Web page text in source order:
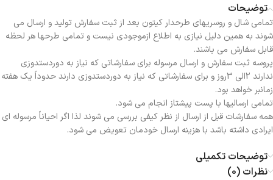
توضیحات
تمامی شال و روسریهای طرحدار کیتون بعد از ثبت سفارش تولید و ارسال می
شوند به همین دلیل نیازی به اطلاع ازموجودی نیست و تمامی طرحها هر لحظه
قابل سفارش می باشند.
پروسه ثبت سفارش و ارسال مرسوله برای سفارشاتی که نیاز به دوردستدوزی
ندارند 2الی 3روز و برای سفارشاتی که نیاز به دوردستدوزی دارند حدوداً یک هفته
زمانبر خواهد بود.
تمامی ارسالیها با پست پیشتاز انجام می شود.
همه سفارشات قبل از ارسال از نظر کیفی بررسی می شوند لذا اگر احیاناً مرسوله ای
ایرادی داشته باشد با هزینه ارسال خودمان تعویض می شود.
توضیحات تکمیلی
نظرات (0)